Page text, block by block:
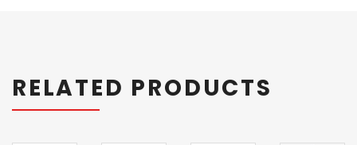
RELATED PRODUCTS